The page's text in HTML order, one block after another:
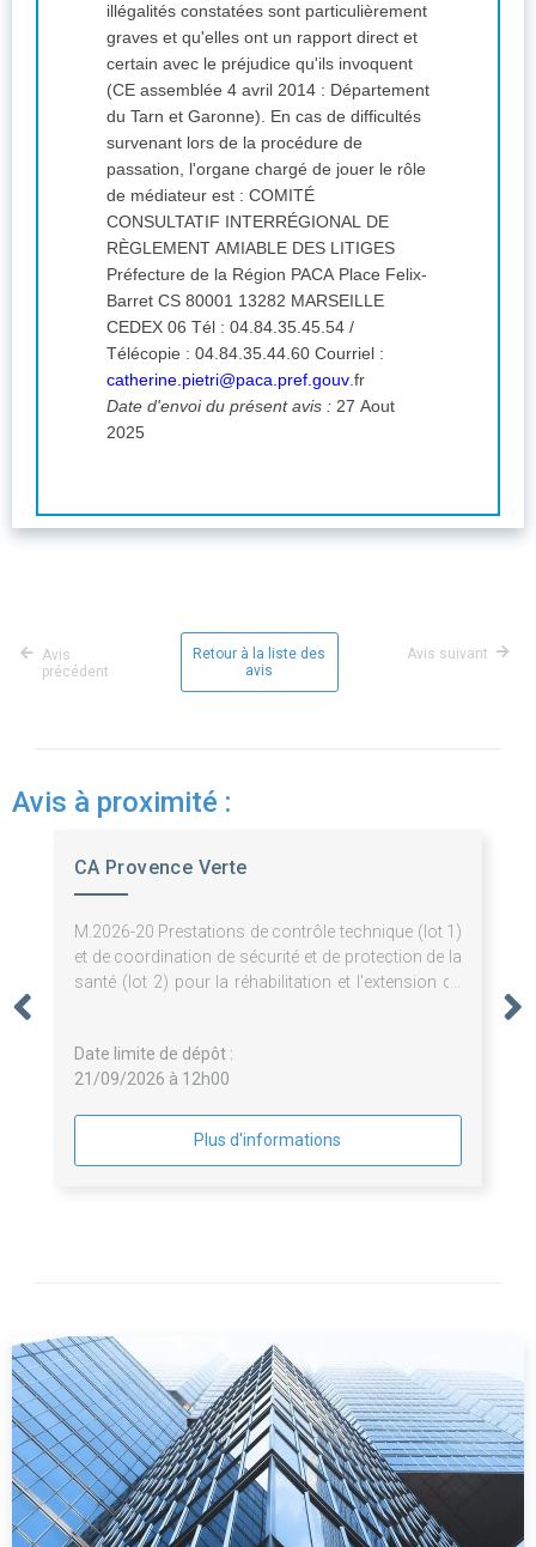
illégalités constatées sont particulièrement
graves et qu'elles ont un rapport direct et
certain avec le préjudice qu'ils invoquent
(CE assemblée 4 avril 2014 : Département
du Tarn et Garonne). En cas de difficultés
survenant lors de la procédure de
passation, l'organe chargé de jouer le rôle
de médiateur est : COMITÉ
CONSULTATIF INTERRÉGIONAL DE
RÈGLEMENT AMIABLE DES LITIGES
Préfecture de la Région PACA Place Felix-
Barret CS 80001 13282 MARSEILLE
CEDEX 06 Tél : 04.84.35.45.54 /
Télécopie : 04.84.35.44.60 Courriel :
catherine.pietri@paca.pref.gouv.fr
Date d'envoi du présent avis : 27 Aout
2025
Avis
précédent
Retour à la liste des
avis
Avis suivant
Avis à proximité :
CA Provence Verte
M.2026-20 Prestations de contrôle technique (lot 1)
et de coordination de sécurité et de protection de la
santé (lot 2) pour la réhabilitation et l'extension du
Date limite de dépôt :
21/09/2026 à 12h00
Plus d'informations